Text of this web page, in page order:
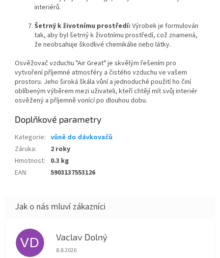
interiérů.
Šetrný k životnímu prostředí: Výrobek je formulován
tak, aby byl šetrný k životnímu prostředí, což znamená,
že neobsahuje škodlivé chemikálie nebo látky.
Osvěžovač vzduchu "Air Great" je skvělým řešením pro
vytvoření příjemné atmosféry a čistého vzduchu ve vašem
prostoru. Jeho široká škála vůní a jednoduché použití ho činí
oblíbeným výběrem mezi uživateli, kteří chtějí mít svůj interiér
osvěžený a příjemně vonící po dlouhou dobu.
Doplňkové parametry
Kategorie: vůně do dávkovačů
Záruka:
2 roky
Hmotnost:
0.3 kg
EAN: 5903137553126
VD Vaclav Dolný
Hodnocení obchodu je 5 z 5 hvězdiček.
8.8.2026